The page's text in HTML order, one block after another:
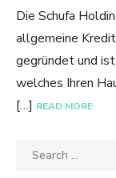
Die Schufa
allgemeine
gegründet und
welches Ihren
[…] READ MORE
Search